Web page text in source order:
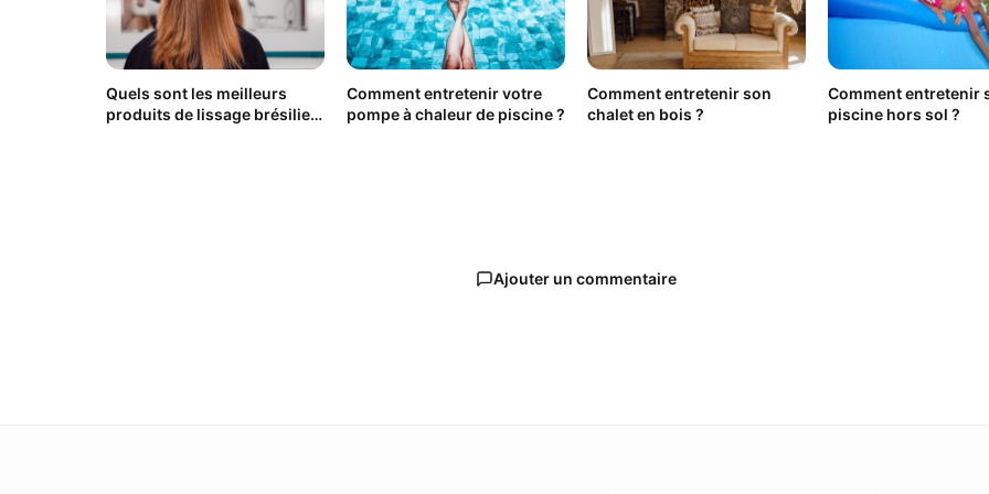
Quels sont les meilleurs
produits de lissage brésilien
Comment entretenir votre
pompe à chaleur de piscine ?
Comment entretenir son
chalet en bois ?
Comment entretenir
piscine hors sol ?
Ajouter un commentaire